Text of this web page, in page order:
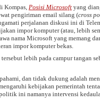
Kompas, Posisi Microsoft yang
pengiriman email silang (cross
perjalanan diskusi ini di
impor komputer (atau, lebih
nama Microsoft yang memang
impor komputer bekas.
lebih pada campur tangan
dan tidak dukung adalah
kebijakan pemerintah
ini namanya intervensi